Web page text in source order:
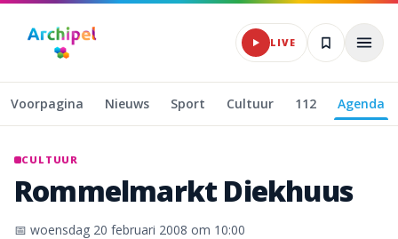
Naar hoofdinhoud
LIVE
Voorpagina Nieuws Sport Cultuur 112 Agenda
CULTUUR
Rommelmarkt Diekhuus
📅 woensdag 20 februari 2008 om 10:00